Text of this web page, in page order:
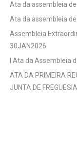
Ata da assembleia
Ata da assembleia de
Assembleia
30JAN2026
I Ata da Assembleia
ATA DA PRIMEIRA
JUNTA DE